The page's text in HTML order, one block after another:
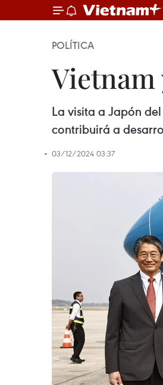
POLÍTICA
Vietnam
La visita a Japón
contribuirá a
03/12/2024 03:37